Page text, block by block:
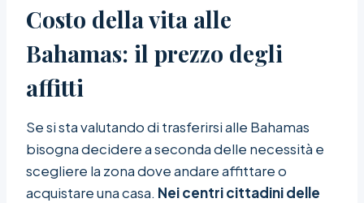
Costo della vita alle
Bahamas: il prezzo degli
affitti
Se si sta valutando di trasferirsi alle Bahamas
bisogna decidere a seconda delle necessità e
scegliere la zona dove andare affittare o
acquistare una casa. Nei centri cittadini delle